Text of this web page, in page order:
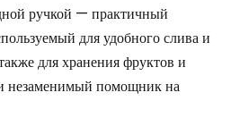
ручкой — практичный
для удобного слива и
для хранения фруктов и
незаменимый помощник на